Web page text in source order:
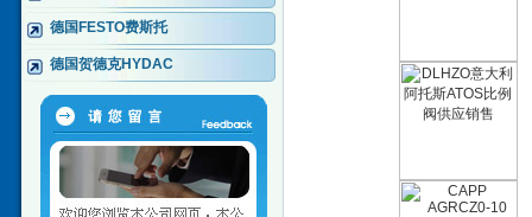
德国FESTO费斯托
德国贺德克HYDAC